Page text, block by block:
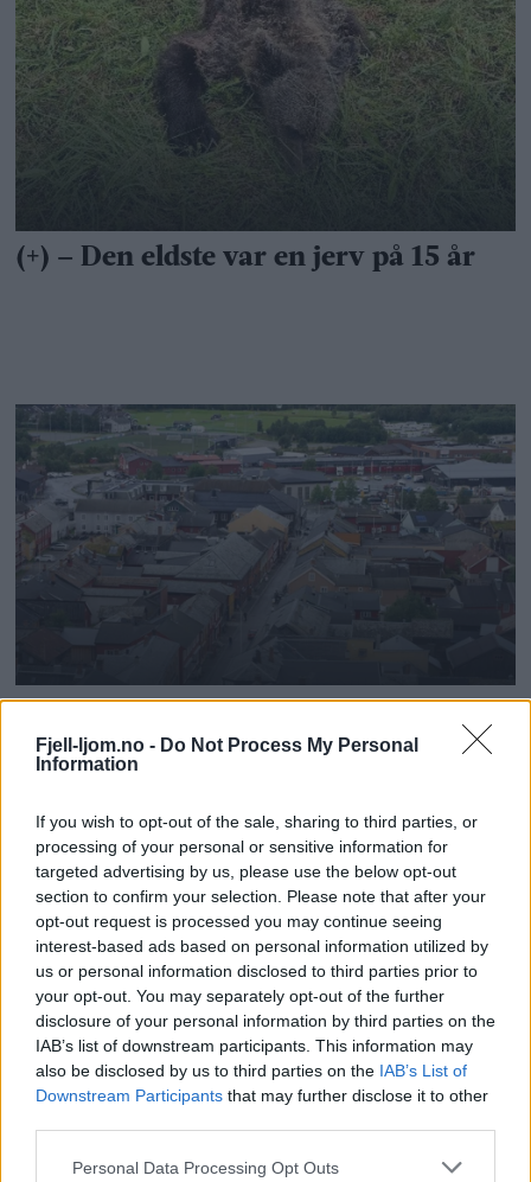
Fjell-ljom.no - Do Not Process My Personal
Information
If you wish to opt-out of the sale, sharing to third parties, or
processing of your personal or sensitive information for
targeted advertising by us, please use the below opt-out
section to confirm your selection. Please note that after your
opt-out request is processed you may continue seeing
interest-based ads based on personal information utilized by
us or personal information disclosed to third parties prior to
your opt-out. You may separately opt-out of the further
disclosure of your personal information by third parties on the
IAB’s list of downstream participants. This information may
also be disclosed by us to third parties on the IAB’s List of
Downstream Participants that may further disclose it to other
Personal Data Processing Opt Outs